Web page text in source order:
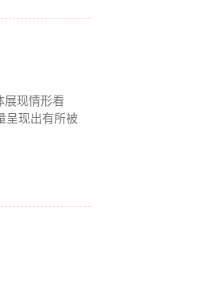
展现情形看
呈现出有所被